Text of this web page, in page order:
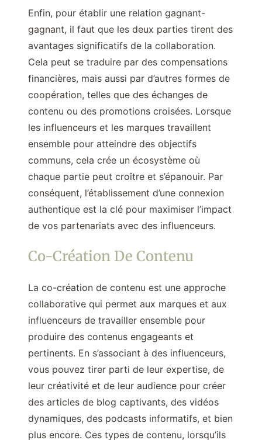
Enfin, pour établir une relation gagnant-
gagnant, il faut que les deux parties tirent des
avantages significatifs de la collaboration.
Cela peut se traduire par des compensations
financières, mais aussi par d’autres formes de
coopération, telles que des échanges de
contenu ou des promotions croisées. Lorsque
les influenceurs et les marques travaillent
ensemble pour atteindre des objectifs
communs, cela crée un écosystème où
chaque partie peut croître et s’épanouir. Par
conséquent, l’établissement d’une connexion
authentique est la clé pour maximiser l’impact
de vos partenariats avec des influenceurs.
Co-Création De Contenu
La co-création de contenu est une approche
collaborative qui permet aux marques et aux
influenceurs de travailler ensemble pour
produire des contenus engageants et
pertinents. En s’associant à des influenceurs,
vous pouvez tirer parti de leur expertise, de
leur créativité et de leur audience pour créer
des articles de blog captivants, des vidéos
dynamiques, des podcasts informatifs, et bien
plus encore. Ces types de contenu, lorsqu’ils